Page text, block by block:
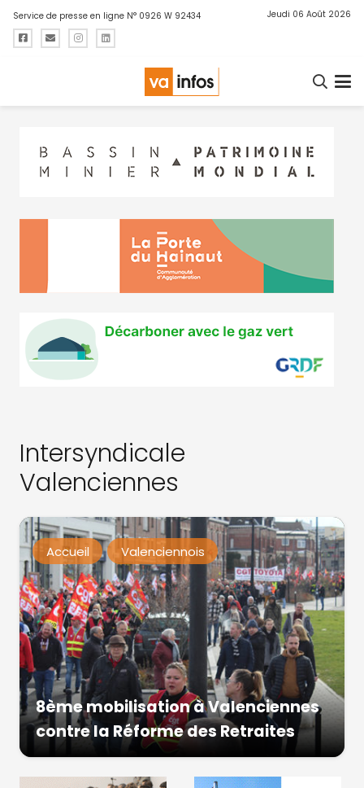
Service de presse en ligne N° 0926 W 92434 Jeudi 06 Août 2026
Intersyndicale
Valenciennes
Accueil Valenciennois
8ème mobilisation à Valenciennes
contre la Réforme des Retraites